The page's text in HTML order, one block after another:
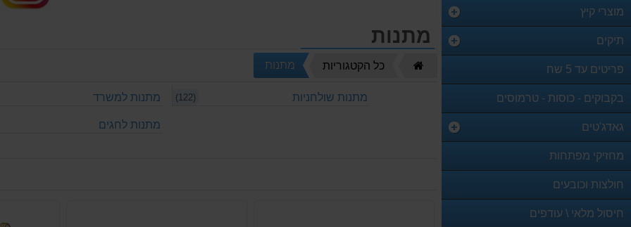
מוצרי קיץ
תיקים
פריטים עד 5 שח
בקבוקים - כוסות - טרמוסים
גאדג'טים
מחזיקי מפתחות
חולצות וכובעים
חיסול מלאי \ עודפים
מתנות
כל הקטגוריות מתנות
מתנות שולחניות (122) מתנות למשרד
מתנות לחגים